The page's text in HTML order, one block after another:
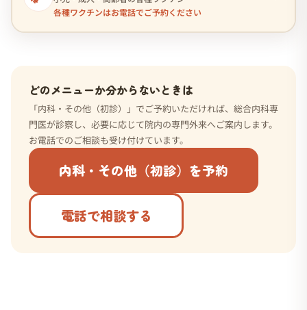
各種ワクチンはお電話でご予約ください
どのメニューか分からないときは
「内科・その他（初診）」でご予約いただければ、総合内科専
門医が診察し、必要に応じて院内の専門外来へご案内します。
お電話でのご相談も受け付けています。
内科・その他（初診）を予約
電話で相談する